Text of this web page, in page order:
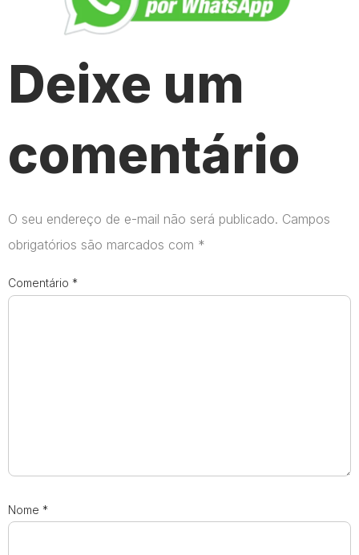
Deixe um
comentário
O seu endereço de e-mail não será publicado. Campos
obrigatórios são marcados com *
Comentário *
Nome *